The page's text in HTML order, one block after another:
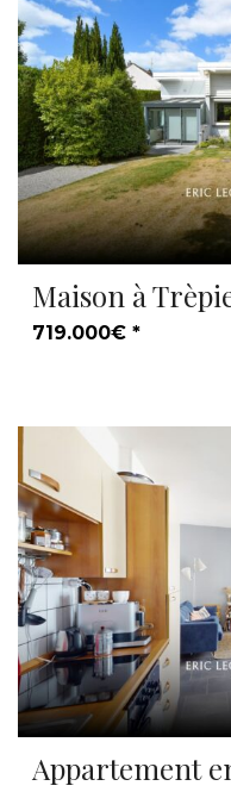
Maison à
719.000€ *
Appartement